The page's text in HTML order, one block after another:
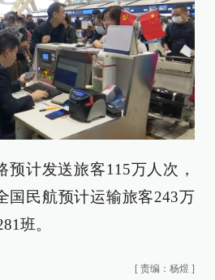
预计发送旅客115万人次，
国民航预计运输旅客243万
班。
[ 责编：杨煜 ]